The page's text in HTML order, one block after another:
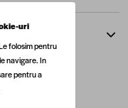
uri
folosim pentru
navigare. In
pentru a